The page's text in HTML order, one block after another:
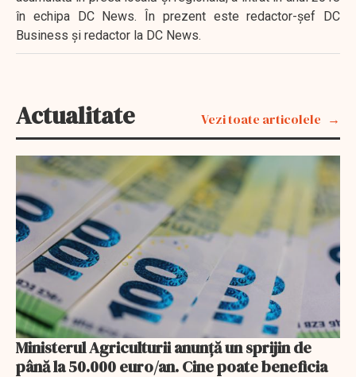
în echipa DC News. În prezent este redactor-şef DC
Business şi redactor la DC News.
Actualitate Vezi toate articolele
Ministerul Agriculturii anunţă un sprijin de
până la 50.000 euro/an. Cine poate beneficia